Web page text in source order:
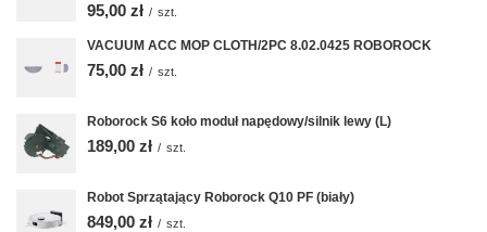
95,00 zł / szt.
VACUUM ACC MOP CLOTH/2PC 8.02.0425 ROBOROCK
75,00 zł / szt.
Roborock S6 koło moduł napędowy/silnik lewy (L)
189,00 zł / szt.
Robot Sprzątający Roborock Q10 PF (biały)
849,00 zł / szt.